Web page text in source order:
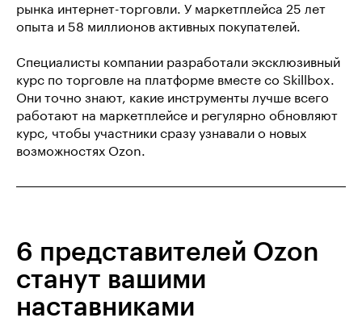
рынка интернет-торговли. У маркетплейса 25 лет
опыта и 58 миллионов активных покупателей.
Специалисты компании разработали эксклюзивный
курс по торговле на платформе вместе со Skillbox.
Они точно знают, какие инструменты лучше всего
работают на маркетплейсе и регулярно обновляют
курс, чтобы участники сразу узнавали о новых
возможностях Ozon.
6 представителей Ozon
станут вашими
наставниками